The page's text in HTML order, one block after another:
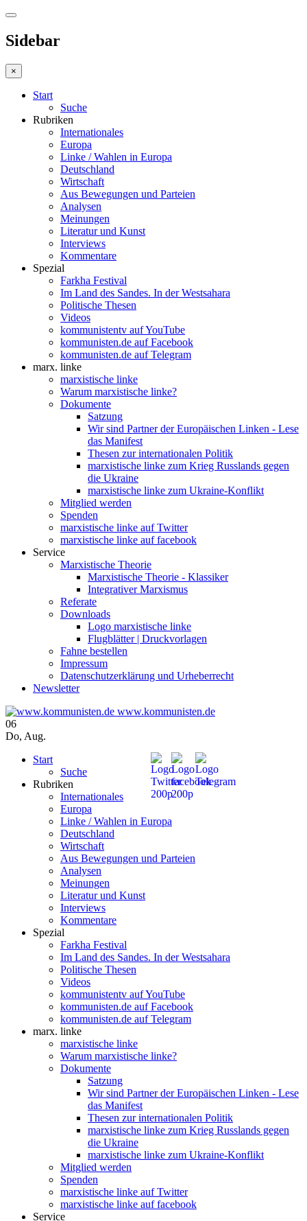
Sidebar
×
Start
Suche
Rubriken
Internationales
Europa
Linke / Wahlen in Europa
Deutschland
Wirtschaft
Aus Bewegungen und Parteien
Analysen
Meinungen
Literatur und Kunst
Interviews
Kommentare
Spezial
Farkha Festival
Im Land des Sandes. In der Westsahara
Politische Thesen
Videos
kommunistentv auf YouTube
kommunisten.de auf Facebook
kommunisten.de auf Telegram
marx. linke
marxistische linke
Warum marxistische linke?
Dokumente
Satzung
Wir sind Partner der Europäischen Linken - Lese
das Manifest
Thesen zur internationalen Politik
marxistische linke zum Krieg Russlands gegen
die Ukraine
marxistische linke zum Ukraine-Konflikt
Mitglied werden
Spenden
marxistische linke auf Twitter
marxistische linke auf facebook
Service
Marxistische Theorie
Marxistische Theorie - Klassiker
Integrativer Marxismus
Referate
Downloads
Logo marxistische linke
Flugblätter | Druckvorlagen
Fahne bestellen
Impressum
Datenschutzerklärung und Urheberrecht
Newsletter
www.kommunisten.de
06
Do, Aug.
Start
Suche
Rubriken
Internationales
Europa
Linke / Wahlen in Europa
Deutschland
Wirtschaft
Aus Bewegungen und Parteien
Analysen
Meinungen
Literatur und Kunst
Interviews
Kommentare
Spezial
Farkha Festival
Im Land des Sandes. In der Westsahara
Politische Thesen
Videos
kommunistentv auf YouTube
kommunisten.de auf Facebook
kommunisten.de auf Telegram
marx. linke
marxistische linke
Warum marxistische linke?
Dokumente
Satzung
Wir sind Partner der Europäischen Linken - Lese
das Manifest
Thesen zur internationalen Politik
marxistische linke zum Krieg Russlands gegen
die Ukraine
marxistische linke zum Ukraine-Konflikt
Mitglied werden
Spenden
marxistische linke auf Twitter
marxistische linke auf facebook
Service